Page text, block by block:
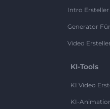
Intro Ersteller
Generator
Video
KI-Tools
KI Video
KI-